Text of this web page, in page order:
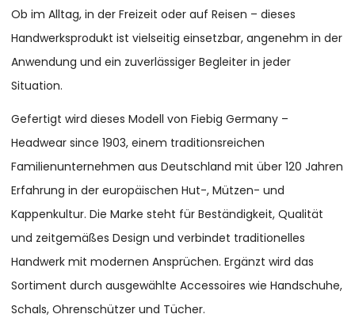
Ob im Alltag, in der Freizeit oder auf Reisen – dieses
Handwerksprodukt ist vielseitig einsetzbar, angenehm in der
Anwendung und ein zuverlässiger Begleiter in jeder
Situation.
Gefertigt wird dieses Modell von Fiebig Germany –
Headwear since 1903, einem traditionsreichen
Familienunternehmen aus Deutschland mit über 120 Jahren
Erfahrung in der europäischen Hut-, Mützen- und
Kappenkultur. Die Marke steht für Beständigkeit, Qualität
und zeitgemäßes Design und verbindet traditionelles
Handwerk mit modernen Ansprüchen. Ergänzt wird das
Sortiment durch ausgewählte Accessoires wie Handschuhe,
Schals, Ohrenschützer und Tücher.